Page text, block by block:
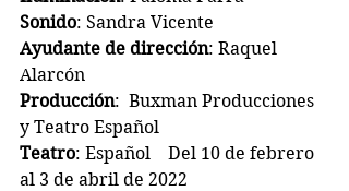
Sonido: Sandra Vicente
Ayudante de dirección: Raquel
Alarcón
Producción:  Buxman Producciones
y Teatro Español
Teatro: Español    Del 10 de febrero
al 3 de abril de 2022